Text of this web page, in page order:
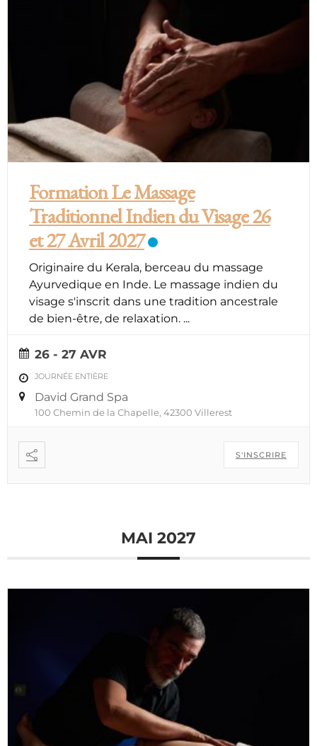
Formation Le Massage
Traditionnel Indien du Visage 26
et 27 Avril 2027
Originaire du Kerala, berceau du massage
Ayurvedique en Inde. Le massage indien du
visage s'inscrit dans une tradition ancestrale
de bien-être, de relaxation. ...
26 - 27 AVR
JOURNÉE ENTIÈRE
David Grand Spa
100 Chemin de la Chapelle, 42300 Villerest
S'INSCRIRE
MAI 2027